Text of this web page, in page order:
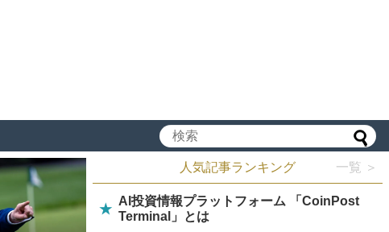
人気記事ランキング 一覧 ＞
★
AI投資情報プラットフォーム 「CoinPost
Terminal」とは